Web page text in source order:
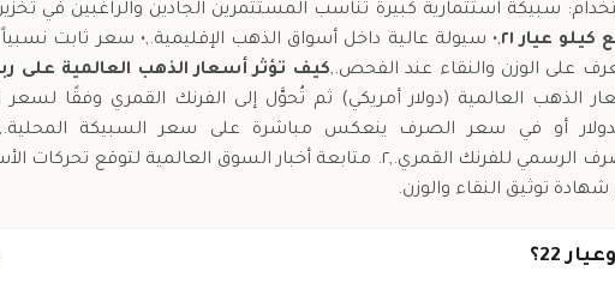
الاستخدام: سبيكة استثمارية كبيرة تُناسب المستثمرين الجادين والراغبين في
عيار ٢١
,• سيولة عالية داخل أسواق الذهب الإقليمية.,• سعر ثابت نسبياً
على الوزن والنقاء عند الفحص.,كيف تؤثر أسعار الذهب العالمية على
الذهب العالمية (دولار أمريكي) ثم تُحوَّل إلى الفرنك القمري وفقًا
أو في سعر الصرف ينعكس مباشرة على سعر السبيكة المحلية.,
توثيق النقاء والوزن.